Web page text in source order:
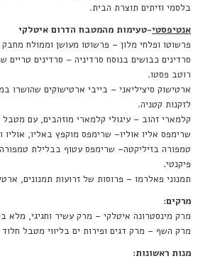
בלסמי וזיתים תוצרת הבית.
אנטיפסטי-טעימות מהמטבח הדרום איטלקי
פרשוטו ופלחי מלון – פרשוטו מעושן וממולח
סרדינים כבושים בנוסח סרדיניה – סרדינים טריים
רוטב פסטו.
ארטישוק סיציליאני – בייבי ארטישוקים שהושרו
לזקנות קטניה.
קלמארי זהוב – עיגולי קלמארי מוזהבים, עם מטבל
שרימפס אליו אוליו– שרימפס מוקפץ באליו, אוליו
טמפורה בזיליקטה– שרימפס עטוף בבלילת
פיקנטי.
תמנוני פאלרמו – פרוסות של זרועות תמנונים,
מרקים:
מרק מינסטרונה איטלקי – מרק עשיר וחגיגי, מלא
מרק השף – מרק דגים ופירות ים בליווי מטבל חלוד
מנות ראשונות: